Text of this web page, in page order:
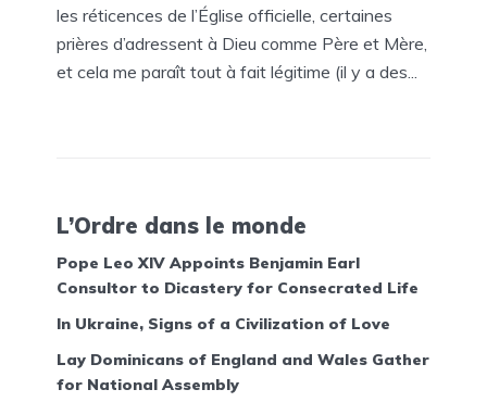
les réticences de l’Église officielle, certaines
prières d’adressent à Dieu comme Père et Mère,
et cela me paraît tout à fait légitime (il y a des...
L’Ordre dans le monde
Pope Leo XIV Appoints Benjamin Earl
Consultor to Dicastery for Consecrated Life
In Ukraine, Signs of a Civilization of Love
Lay Dominicans of England and Wales Gather
for National Assembly